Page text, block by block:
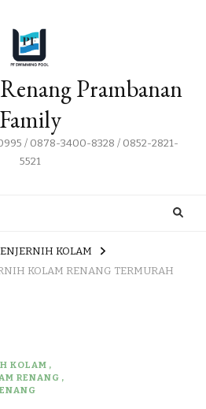
Prambanan
Family
/ 0878-3400-8328 / 0852-2821-
5521
KOLAM
KOLAM RENANG TERMURAH
KOLAM
RENANG